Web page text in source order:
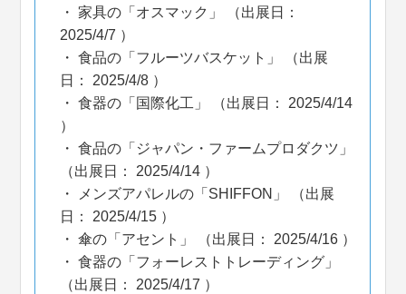
家具の「オスマック」 （出展日：
2025/4/7 ）
食品の「フルーツバスケット」 （出展
日： 2025/4/8 ）
食器の「国際化工」 （出展日： 2025/4/14
）
食品の「ジャパン・ファームプロダクツ」
（出展日： 2025/4/14 ）
メンズアパレルの「SHIFFON」 （出展
日： 2025/4/15 ）
傘の「アセント」 （出展日： 2025/4/16 ）
食器の「フォーレストトレーディング」
（出展日： 2025/4/17 ）